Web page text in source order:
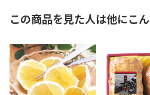
この商品を見た人は他にこ